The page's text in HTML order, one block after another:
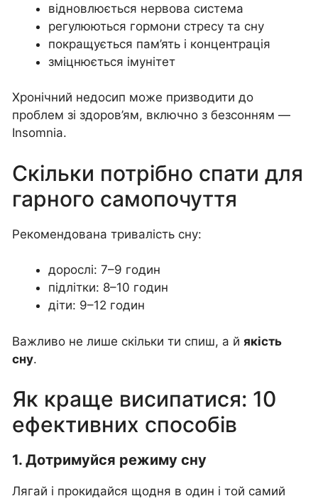
відновлюється нервова система
регулюються гормони стресу та сну
покращується пам’ять і концентрація
зміцнюється імунітет
Хронічний недосип може призводити до
проблем зі здоров’ям, включно з безсонням —
Insomnia.
Скільки потрібно спати для
гарного самопочуття
Рекомендована тривалість сну:
дорослі: 7–9 годин
підлітки: 8–10 годин
діти: 9–12 годин
Важливо не лише скільки ти спиш, а й якість
сну.
Як краще висипатися: 10
ефективних способів
1. Дотримуйся режиму сну
Лягай і прокидайся щодня в один і той самий